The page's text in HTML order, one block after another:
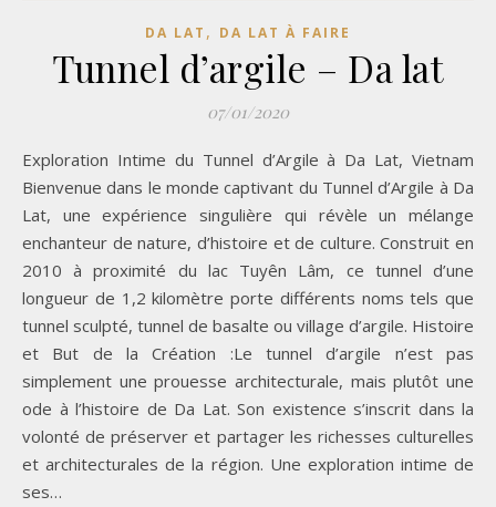
DA LAT , DA LAT À FAIRE
Tunnel d’argile – Da lat
07/01/2020
Exploration Intime du Tunnel d’Argile à Da Lat, Vietnam
Bienvenue dans le monde captivant du Tunnel d’Argile à Da
Lat, une expérience singulière qui révèle un mélange
enchanteur de nature, d’histoire et de culture. Construit en
2010 à proximité du lac Tuyên Lâm, ce tunnel d’une
longueur de 1,2 kilomètre porte différents noms tels que
tunnel sculpté, tunnel de basalte ou village d’argile. Histoire
et But de la Création :Le tunnel d’argile n’est pas
simplement une prouesse architecturale, mais plutôt une
ode à l’histoire de Da Lat. Son existence s’inscrit dans la
volonté de préserver et partager les richesses culturelles
et architecturales de la région. Une exploration intime de
ses…